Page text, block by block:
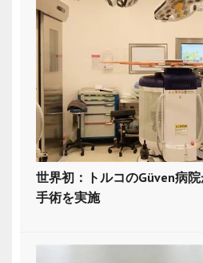
世界初：トルコのGüven病
手術を実施